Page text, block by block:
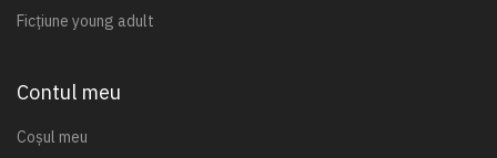
Ficțiune young adult
Contul meu
Coșul meu